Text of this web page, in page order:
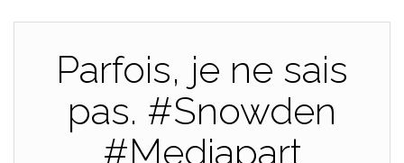
Parfois, je ne sais
pas. #Snowden
#Mediapart